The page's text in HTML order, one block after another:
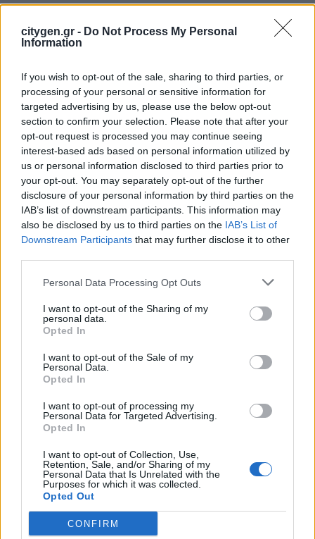
citygen.gr - Do Not Process My Personal
Information
If you wish to opt-out of the sale, sharing to third parties, or
processing of your personal or sensitive information for
targeted advertising by us, please use the below opt-out
section to confirm your selection. Please note that after your
opt-out request is processed you may continue seeing
interest-based ads based on personal information utilized by
us or personal information disclosed to third parties prior to
your opt-out. You may separately opt-out of the further
disclosure of your personal information by third parties on the
IAB’s list of downstream participants. This information may
also be disclosed by us to third parties on the IAB’s List of
Downstream Participants that may further disclose it to other
Personal Data Processing Opt Outs
I want to opt-out of the Sharing of my
personal data.
Opted In
I want to opt-out of the Sale of my
Personal Data.
Opted In
I want to opt-out of processing my
Personal Data for Targeted Advertising.
Opted In
I want to opt-out of Collection, Use,
Retention, Sale, and/or Sharing of my
Personal Data that Is Unrelated with the
Purposes for which it was collected.
Opted Out
CONFIRM
Πρόεδρος και CEO της Hellenic Seaplanes, Νικόλας
Χαραλάμπους , δήλωσε ενθουσιασμένος: «Ο Βόλος
μπαίνει δυναμικά στον χάρτη των θαλάσσιων
ώθηση για το επόμενο βήμα». Αντίστοιχα, ο Διευθύνων
Σύμβουλος του Οργανισμού Λιμένος Βόλου, κ.
Σωκράτης Αναγνώστου, τόνισε τη σημασία της
δημιουργίας ενός μεγάλου δικτύου που θα ενισχύσει την
τουριστική και συγκοινωνιακή σύνδεση της περιοχής.
κα Ζέττα Μακρήδήλωσε:«τα υδροπλάνα αποτελούν
εξαιρετική ευκαιρία για τα νησιά μας, για την περιοχή μας,
για την ανάπτυξη, για τον τουρισμό, για τους κατοίκους.
Θερμές ευχαριστίες στον κ. Χαραλάμπους που ξεπέρασε
εμπόδια με επιμονή και υπομονή και μας κάνει αυτό το
εντός και εκτός εισαγωγικών δώρο. Καλοτάξιδο το
υδροπλάνο και να προσφέρετε στην περιοχή μας».
να επεκτείνει τις πτήσεις της σε όλη την Ελλάδα,
καθημερινότητά μας.
Η περιπέτεια μόλις ξεκίνησε, και τώρα, ξεκινάει
δυναμικά και από τον Βόλο!
Hellenic Seaplanes Βόλος
Λασκούδης Αθανάσιος
Σχετικά Άρθρα